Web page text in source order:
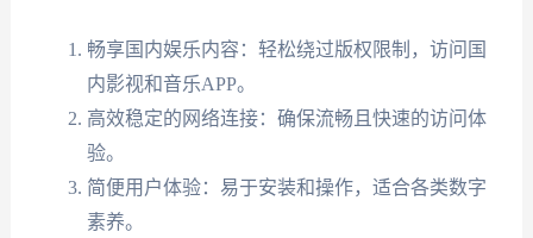
畅享国内娱乐内容：轻松绕过版权限制，访问国
内影视和音乐APP。
高效稳定的网络连接：确保流畅且快速的访问体
验。
简便用户体验：易于安装和操作，适合各类数字
素养。